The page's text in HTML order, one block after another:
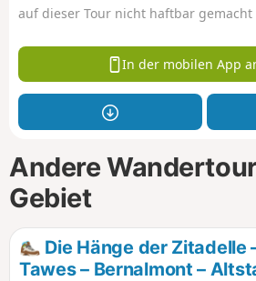
auf dieser Tour nicht haftbar gemacht
In der mobilen App
Andere
Gebiet
Die Hänge der Zitadelle
Tawes – Bernalmont –